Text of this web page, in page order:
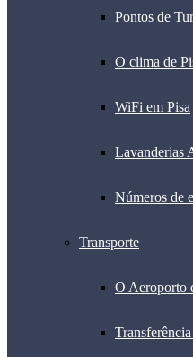
Pontos de
O clima de
WiFi em Pisa
Lavanderias
Números de
Transporte
O Aeroporto